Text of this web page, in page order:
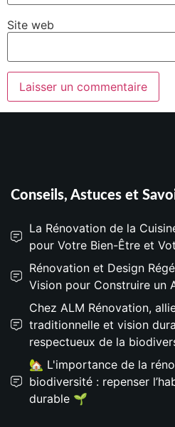
Site web
Conseils, Astuces et
La Rénovation de la
pour Votre Bien-Être et
Rénovation et Design
Vision pour Construire un
Chez ALM Rénovation,
traditionnelle et vision
respectueux de la
🏡 L'importance de la
biodiversité : repenser
durable 🌱